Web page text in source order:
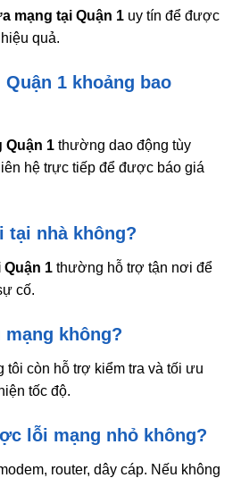
mạng tại Quận 1 uy tín để được
quả.
1 khoảng bao
Quận 1 thường dao động tùy
hệ trực tiếp để được báo giá
tại nhà không?
1 thường hỗ trợ tận nơi để
cố.
không?
tôi còn hỗ trợ kiểm tra và tối ưu
tốc độ.
lỗi mạng nhỏ không?
router, dây cáp. Nếu không